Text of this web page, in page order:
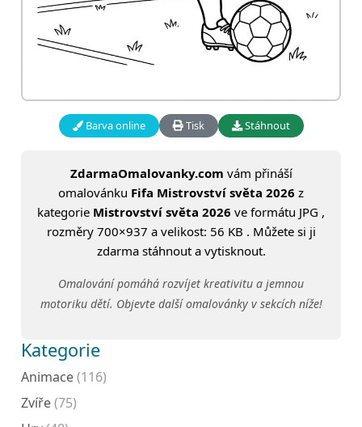
Barva online Tisk Stáhnout
ZdarmaOmalovanky.com vám přináší
omalovánku Fifa Mistrovství světa 2026 z
kategorie Mistrovství světa 2026 ve formátu JPG ,
rozměry 700×937 a velikost: 56 KB . Můžete si ji
zdarma stáhnout a vytisknout.
Omalování pomáhá rozvíjet kreativitu a jemnou
motoriku dětí. Objevte další omalovánky v sekcích níže!
Kategorie
Animace(116)
Zvíře(75)